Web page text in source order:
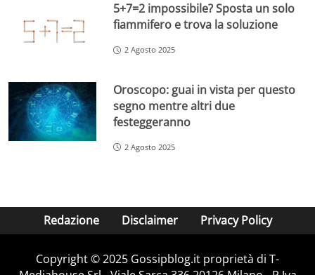
5+7=2 impossibile? Sposta un solo
fiammifero e trova la soluzione
2 Agosto 2025
Oroscopo: guai in vista per questo
segno mentre altri due
festeggeranno
2 Agosto 2025
Redazione Disclaimer Privacy Policy
Copyright © 2025 Gossipblog.it proprietà di T-